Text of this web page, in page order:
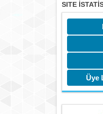
SITE
Üye